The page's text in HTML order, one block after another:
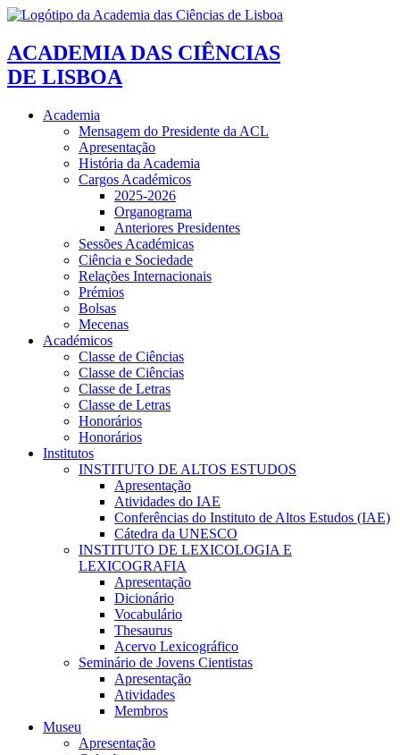
ACADEMIA DAS CIÊNCIAS
DE LISBOA
Academia
Mensagem do Presidente da ACL
Apresentação
História da Academia
Cargos Académicos
2025-2026
Organograma
Anteriores Presidentes
Sessões Académicas
Ciência e Sociedade
Relações Internacionais
Prémios
Bolsas
Mecenas
Académicos
Classe de Ciências
Classe de Ciências
Classe de Letras
Classe de Letras
Honorários
Honorários
Institutos
INSTITUTO DE ALTOS ESTUDOS
Apresentação
Atividades do IAE
Conferências do Instituto de Altos Estudos (IAE)
Cátedra da UNESCO
INSTITUTO DE LEXICOLOGIA E
LEXICOGRAFIA
Apresentação
Dicionário
Vocabulário
Thesaurus
Acervo Lexicográfico
Seminário de Jovens Cientistas
Apresentação
Atividades
Membros
Museu
Apresentação